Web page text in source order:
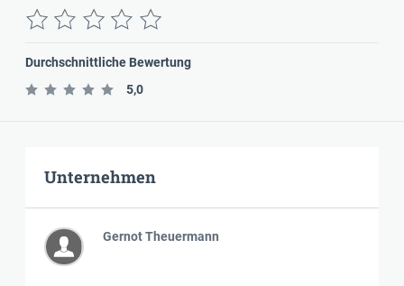
Durchschnittliche Bewertung
5,0
Unternehmen
Gernot Theuermann